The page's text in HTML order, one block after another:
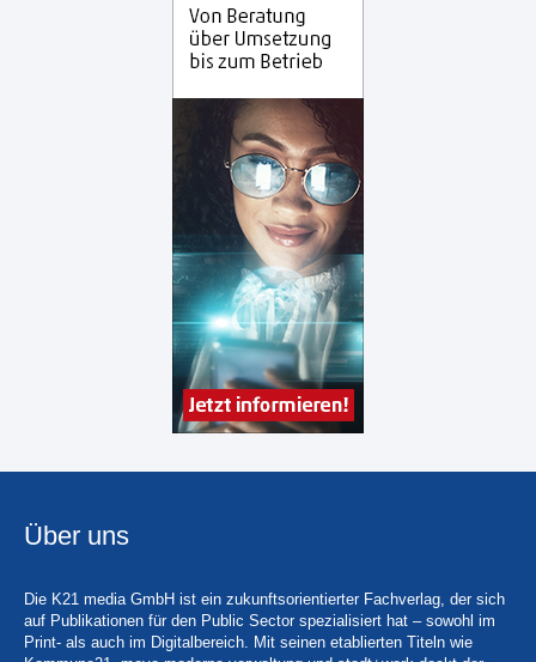
Über uns
Die K21 media GmbH ist ein zukunftsorientierter Fachverlag, der sich
auf Publikationen für den Public Sector spezialisiert hat – sowohl im
Print- als auch im Digitalbereich. Mit seinen etablierten Titeln wie